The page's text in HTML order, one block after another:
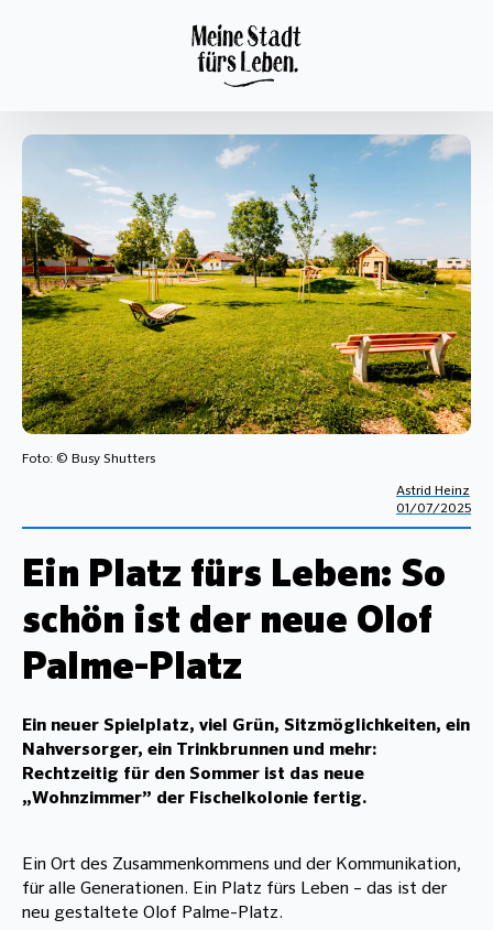
Foto: © Busy Shutters
Astrid Heinz
01/07/2025
Ein Platz fürs Leben: So
schön ist der neue Olof
Palme-Platz
Ein neuer Spielplatz, viel Grün, Sitzmöglichkeiten, ein
Nahversorger, ein Trinkbrunnen und mehr:
Rechtzeitig für den Sommer ist das neue
„Wohnzimmer” der Fischelkolonie fertig.
Ein Ort des Zusammenkommens und der Kommunikation,
für alle Generationen. Ein Platz fürs Leben – das ist der
neu gestaltete Olof Palme-Platz.